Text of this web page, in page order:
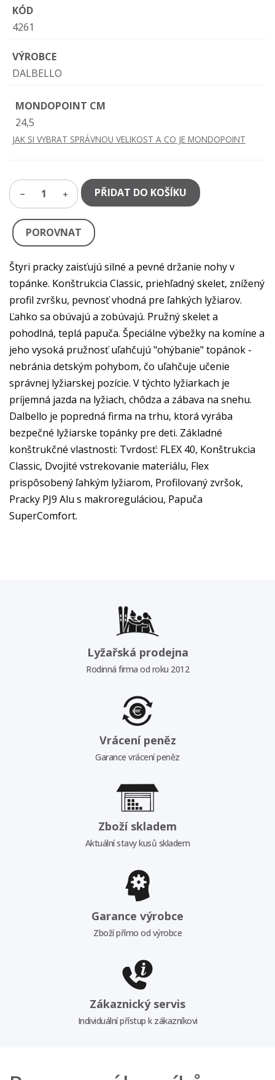
KÓD
4261
VÝROBCE
DALBELLO
MONDOPOINT CM
24,5
JAK SI VYBRAT SPRÁVNOU VELIKOST A CO JE MONDOPOINT
1 PŘIDAT DO KOŠÍKU
POROVNAT
Štyri pracky zaisťujú silné a pevné držanie nohy v
topánke. Konštrukcia Classic, priehľadný skelet, znížený
profil zvršku, pevnosť vhodná pre ľahkých lyžiarov.
Ľahko sa obúvajú a zobúvajú. Pružný skelet a
pohodlná, teplá papuča. Špeciálne výbežky na komíne a
jeho vysoká pružnosť uľahčujú "ohýbanie" topánok -
nebránia detským pohybom, čo uľahčuje učenie
správnej lyžiarskej pozície. V týchto lyžiarkach je
príjemná jazda na lyžiach, chôdza a zábava na snehu.
Dalbello je popredná firma na trhu, ktorá vyrába
bezpečné lyžiarske topánky pre deti. Základné
konštrukčné vlastnosti: Tvrdosť: FLEX 40, Konštrukcia
Classic, Dvojité vstrekovanie materiálu, Flex
prispôsobený ľahkým lyžiarom, Profilovaný zvršok,
Pracky PJ9 Alu s makroreguláciou, Papuča
SuperComfort.
Lyžařská prodejna
Rodinná firma od roku 2012
Vrácení peněz
Garance vrácení peněz
Zboží skladem
Aktuální stavy kusů skladem
Garance výrobce
Zboží přímo od výrobce
Zákaznický servis
Individuální přístup k zákazníkovi